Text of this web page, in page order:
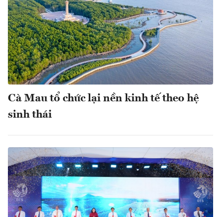
Cà Mau tổ chức lại nền kinh tế theo hệ
sinh thái